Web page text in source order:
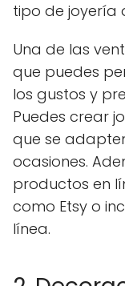
tipo de joyería
Una de las
que puedes
los gustos y
Puedes crear
que se
ocasiones.
productos en
como Etsy o
línea.